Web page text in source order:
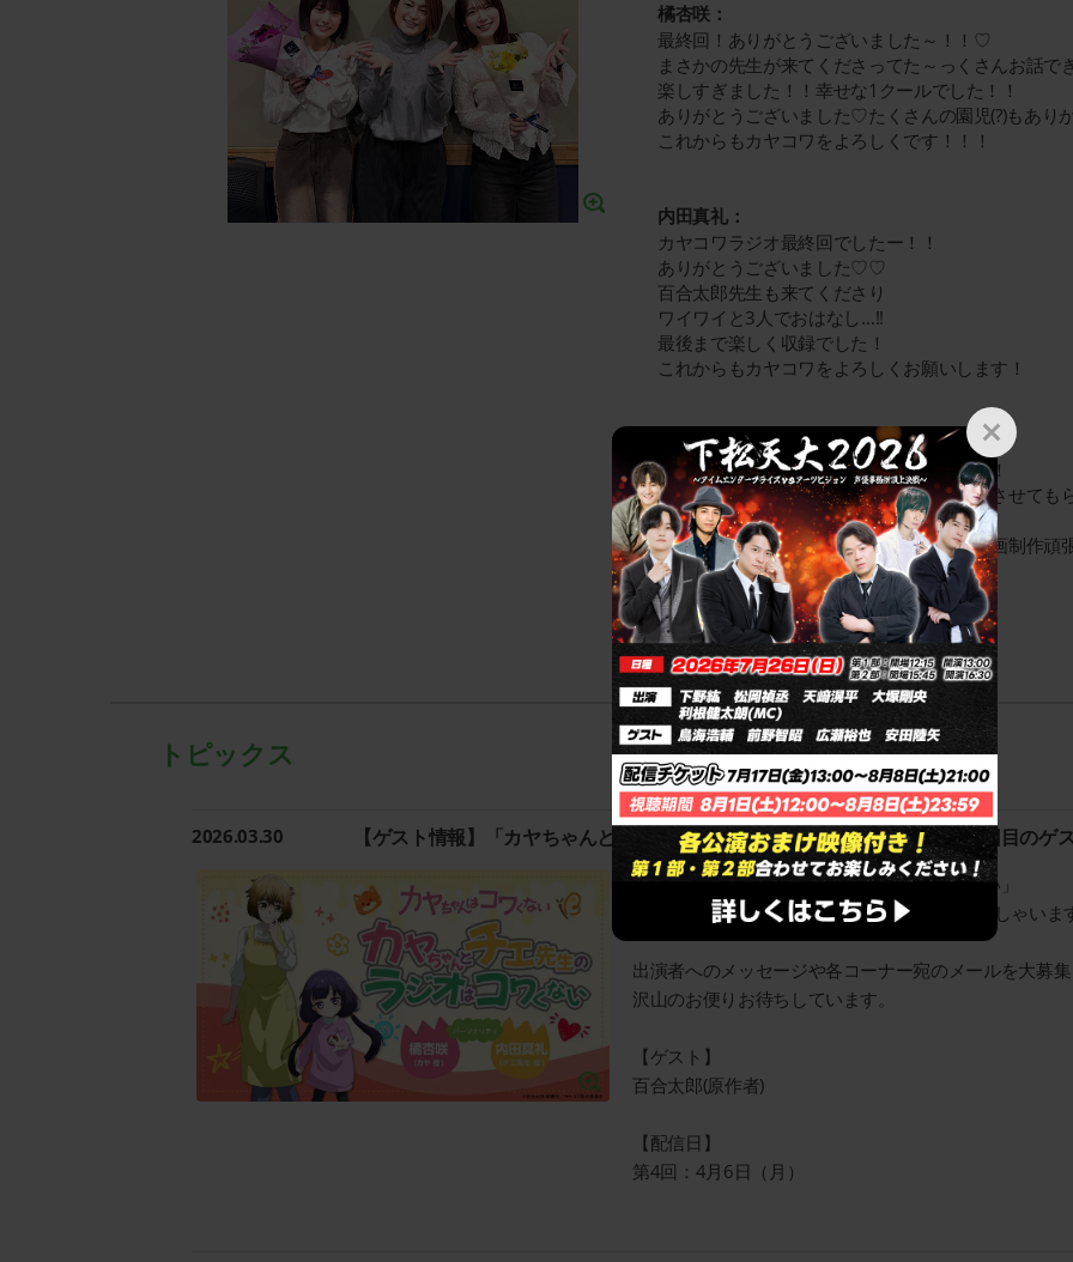
橘杏咲：
最終回！ありがとうございました～！！♡
まさかの先生が来てくださってた～っくさんお話で
楽しすぎました！！幸せな1クールでした！！
ありがとうございました♡たくさんの園児(?)もありが
これからもカヤコワをよろしくです！！！
内田真礼：
カヤコワラジオ最終回でしたー！！
ありがとうございました♡♡
百合太郎先生も来てくださり
ワイワイと3人でおはなし…!!
最後まで楽しく収録でした！
これからもカヤコワをよろしくお願いします！
百合太郎：
最終回お招き頂きありがとうございました！
毎回楽しく視聴していたラジオに自分が出させても
一生の思い出です！
またこうしてお話ができるよう引き続き漫画制作頑
トピックス
2026.03.30 【ゲスト情報】「カヤちゃんとチエ先生のラジオはコワくない」最終回・4回目のゲ
「カヤちゃんとチエ先生のラジオはコワくない」
4回目にチヒロ先生役・井澤詩織さんがいらっしゃいま
出演者へのメッセージや各コーナー宛のメールを大募集
沢山のお便りお待ちしています。
【ゲスト】
百合太郎(原作者)
【配信日】
第4回：4月6日（月）